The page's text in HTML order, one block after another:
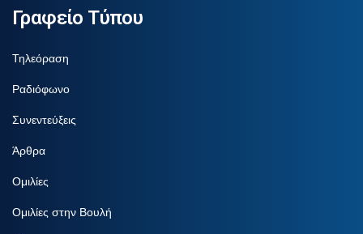
Γραφείο Τύπου
Τηλεόραση
Ραδιόφωνο
Συνεντεύξεις
Άρθρα
Ομιλίες
Ομιλίες στην Βουλή